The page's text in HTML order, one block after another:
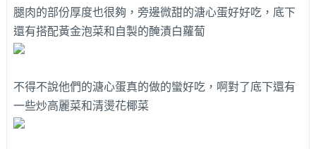
腿肉的部份厚度也很夠，旁邊微甜的溏心蛋好好吃，底下
還有搭配黃金泡菜和自製的醃漬白蘿蔔
不得不說他們的溏心蛋真的做的蠻好吃，啊對了底下還有
一些炒高麗菜和清燙花椰菜